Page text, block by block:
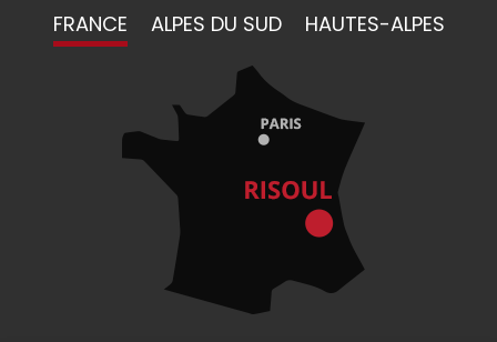
FRANCE ALPES DU SUD HAUTES-ALPES